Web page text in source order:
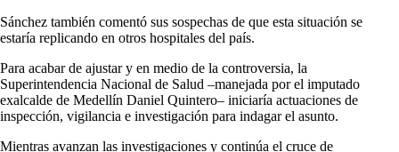
Sánchez también comentó sus sospechas de que esta situación se
estaría replicando en otros hospitales del país.
Para acabar de ajustar y en medio de la controversia, la
Superintendencia Nacional de Salud –manejada por el imputado
exalcalde de Medellín Daniel Quintero– iniciaría actuaciones de
inspección, vigilancia e investigación para indagar el asunto.
Mientras avanzan las investigaciones y continúa el cruce de